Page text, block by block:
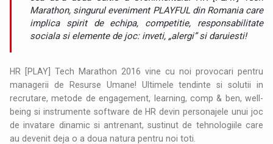
Marathon, singurul eveniment PLAYFUL din Romania care
implica spirit de echipa, competitie, responsabilitate
sociala si elemente de joc: inveti, „alergi” si daruiesti!
HR [PLAY] Tech Marathon 2016 vine cu noi provocari pentru
managerii de Resurse Umane! Ultimele tendinte si solutii in
recrutare, metode de engagement, learning, comp & ben, well-
being si instrumente software de HR devin personajele unui joc
de invatare dinamic si antrenant, sustinut de tehnologiile care
au devenit deja o a doua natura pentru noi toti.